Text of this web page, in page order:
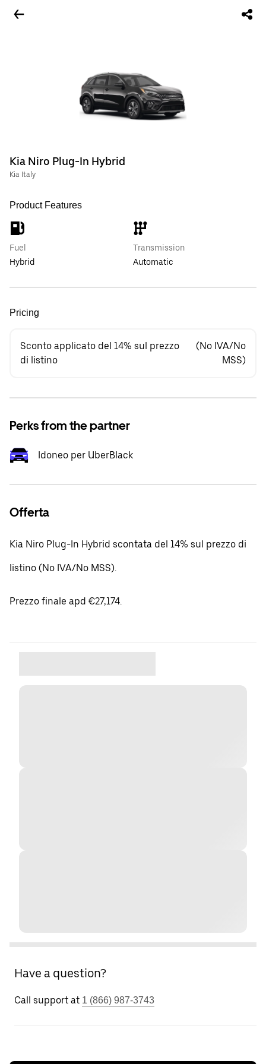
Kia Niro Plug-In Hybrid
Kia Italy
Product Features
Fuel
Hybrid
Transmission
Automatic
Pricing
Sconto applicato del 14% sul prezzo
di listino
(No IVA/No
MSS)
Perks from the partner
Idoneo per UberBlack
Offerta
Kia Niro Plug-In Hybrid scontata del 14% sul prezzo di
listino (No IVA/No MSS).
Prezzo finale apd €27,174.
Have a question?
Call support at 1 (866) 987-3743